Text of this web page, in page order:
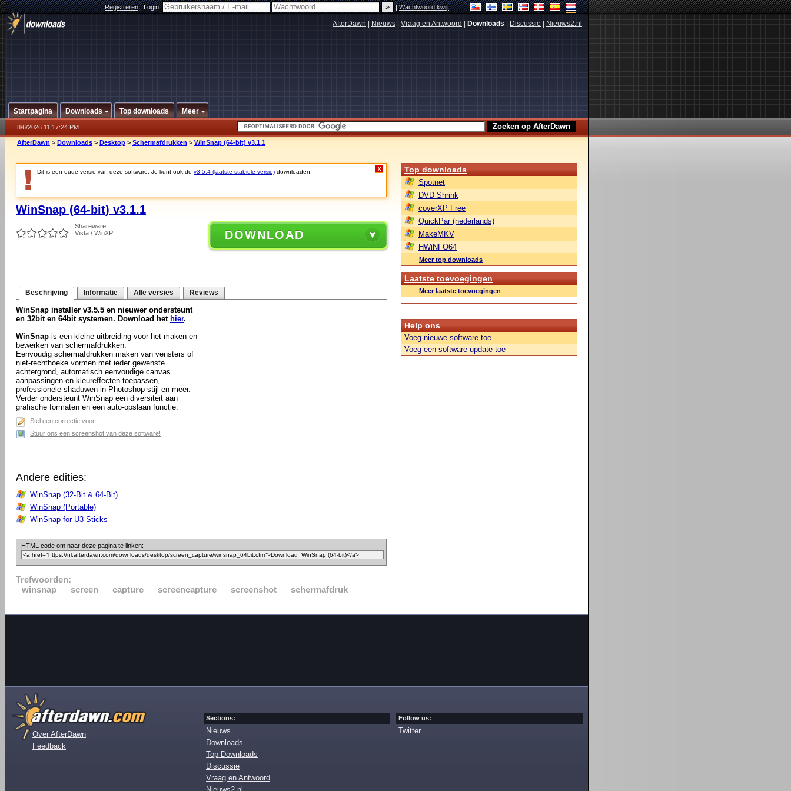
Registreren|Login: |Wachtwoord kwijt
AfterDawn Nieuws Vraag en Antwoord Downloads Discussie Nieuws2.nl
Startpagina Downloads Top downloads Meer
8/6/2026 11:17:24 PM
AfterDawn > Downloads > Desktop > Schermafdrukken > WinSnap (64-bit) v3.1.1
Dit is een oude versie van deze software. Je kunt ook de v3.5.4 (laatste stabiele versie) downloaden. X
WinSnap (64-bit) v3.1.1
Shareware
Vista / WinXP
DOWNLOAD
Beschrijving Informatie Alle versies Reviews
WinSnap installer v3.5.5 en nieuwer ondersteunt
en 32bit en 64bit systemen. Download het hier.
WinSnap is een kleine uitbreiding voor het maken en
bewerken van schermafdrukken.
Eenvoudig schermafdrukken maken van vensters of
niet-rechthoeke vormen met ieder gewenste
achtergrond, automatisch eenvoudige canvas
aanpassingen en kleureffecten toepassen,
professionele shaduwen in Photoshop stijl en meer.
Verder ondersteunt WinSnap een diversiteit aan
grafische formaten en een auto-opslaan functie.
Stel een correctie voor
Stuur ons een screenshot van deze software!
Andere edities:
WinSnap (32-Bit & 64-Bit)
WinSnap (Portable)
WinSnap for U3-Sticks
HTML code om naar deze pagina te linken:
Trefwoorden:
winsnap
screen capture screencapture screenshot schermafdruk
Top downloads
Spotnet
DVD Shrink
coverXP Free
QuickPar (nederlands)
MakeMKV
HWiNFO64
Meer top downloads
Laatste toevoegingen
Meer laatste toevoegingen
Help ons
Voeg nieuwe software toe
Voeg een software update toe
Over AfterDawn
Feedback
Sections:
Nieuws
Downloads
Top Downloads
Discussie
Vraag en Antwoord
Follow us:
Twitter